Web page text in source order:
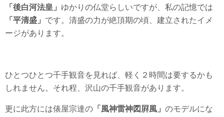
「後白河法皇」 ゆかりの仏堂らしいですが、私の記憶では
「平清盛」 です。清盛の力が絶頂期の頃、建立されたイメ
ージがあります。
ひとつひとつ千手観音を見れば、軽く２時間は要するかも
しれません。それ程、沢山の千手観音があります。
更に此方には俵屋宗達の 「風神雷神図屛風」 のモデルにな